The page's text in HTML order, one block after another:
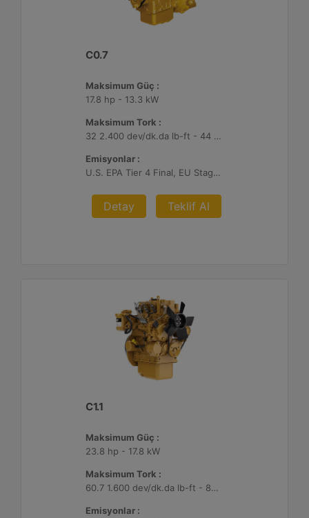
C0.7
Maksimum Güç :
17.8 hp - 13.3 kW
Maksimum Tork :
32 2.400 dev/dk.da lb-ft - 44 2.400 dev/dk.da Nm
Emisyonlar :
U.S. EPA Tier 4 Final, EU Stage V
Detay Teklif Al
C1.1
Maksimum Güç :
23.8 hp - 17.8 kW
Maksimum Tork :
60.7 1.600 dev/dk.da lb-ft - 82.3 1.600 dev/dk.da Nm
Emisyonlar :